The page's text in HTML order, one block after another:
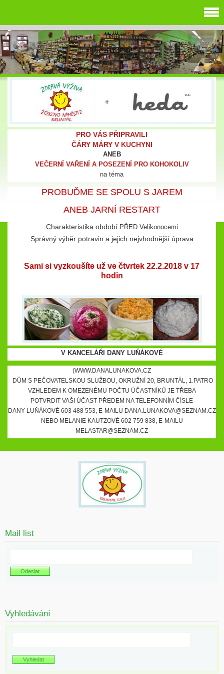
PRO VÁS PŘIPRAVILI
ČÁRY MÁRY V KUCHYNI
ANEB
VEČERNÍ VAŘENÍ A POSEZENÍ PRO KOHOKOLIV
na téma
PROBUĎME SE SPOLU S JAREM
ANEB JARNÍ RESTART
Charakteristika obdobíPŘED Velikonocemi
Správný výběr potravin a jejich nejvhodnější úprava
Sami si vyzkoušíte už ve čtvrtek 22.2.2018 v 17
hodin
V KANCELÁŘI DANY LUŇÁKOVÉ
(WWW.DANALUNAKOVA.CZ
DŮM S PEČOVATELSKOU SLUŽBOU, OKRUŽNÍ 20, BRUNTÁL, 1.PATRO
VZHLEDEM K OMEZENÉMU POČTU ÚČASTNÍKŮ JE TŘEBA
POTVRDIT VAŠI ÚČAST PŘEDEM NA TELEFONNÍM ČÍSLE
DANY LUŇÁKOVÉ 603 488 553, E-MAILU DANA.LUNAKOVA@SEZNAM.CZ
NEBO MELANIE KAUTZOVÉ 602 759 838, E-MAILU
MELASTAR@SEZNAM.CZ
Mail list
Vyhledávání